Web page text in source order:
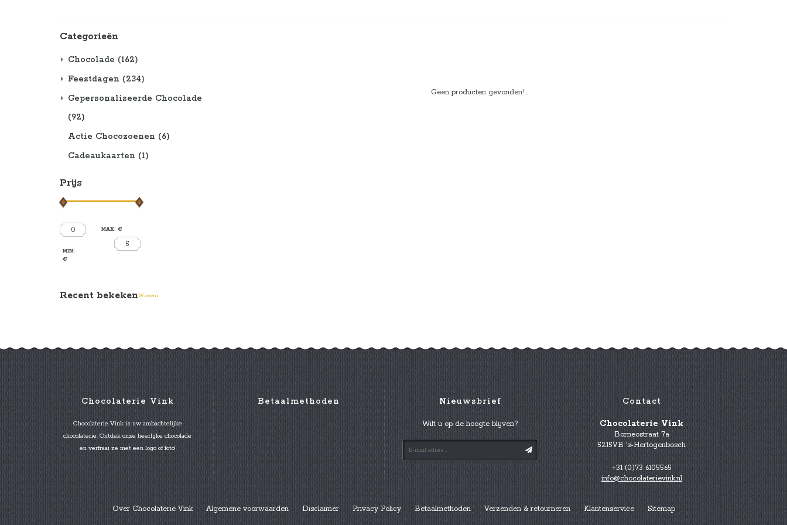
Categorieën
Chocolade (162)
Feestdagen (234)
Gepersonaliseerde Chocolade
(92)
Actie Chocozoenen (6)
Cadeaukaarten (1)
Prijs
0
MIN:
€
MAX: €
5
Recent bekekenWissen
Geen producten gevonden!...
Chocolaterie Vink
Chocolaterie Vink is uw ambachtelijke
chocolaterie. Ontdek onze heerlijke chocolade
en verfraai ze met een logo of foto!
Betaalmethoden Nieuwsbrief
Wilt u op de hoogte blijven?
Contact
Chocolaterie Vink
Borneostraat 7a
5215VB 's-Hertogenbosch
+31 (0)73 6105565
info@chocolaterievink.nl
Over Chocolaterie Vink Algemene voorwaarden Disclaimer Privacy Policy Betaalmethoden Verzenden & retourneren Klantenservice Sitemap